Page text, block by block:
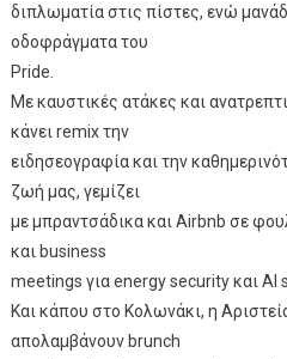
διπλωματία στις πίστες, ενώ
οδοφράγματα του
Pride.
Με καυστικές ατάκες και
κάνει remix την
ειδησεογραφία και την
ζωή μας, γεμίζει
με μπραντσάδικα και Airbnb σε
και business
meetings για energy security και AI
Και κάπου στο Κολωνάκι, η
απολαμβάνουν brunch